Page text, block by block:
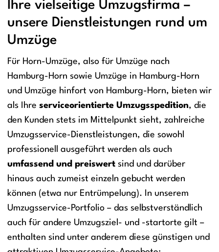
Ihre vielseitige Umzugsfirma –
unsere Dienstleistungen rund um
Umzüge
Für Horn-Umzüge, also für Umzüge nach
Hamburg-Horn sowie Umzüge in Hamburg-Horn
und Umzüge hinfort von Hamburg-Horn, bieten wir
als Ihre serviceorientierte Umzugsspedition, die
den Kunden stets im Mittelpunkt sieht, zahlreiche
Umzugsservice-Dienstleistungen, die sowohl
professionell ausgeführt werden als auch
umfassend und preiswert sind und darüber
hinaus auch zumeist einzeln gebucht werden
können (etwa nur Entrümpelung). In unserem
Umzugsservice-Portfolio – das selbstverständlich
auch für andere Umzugsziel- und -startorte gilt –
enthalten sind unter anderem diese günstigen und